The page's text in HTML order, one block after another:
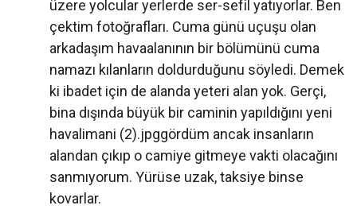
üzere yolcular yerlerde ser-sefil yatıyorlar. Ben
çektim fotoğrafları. Cuma günü uçuşu olan
arkadaşım havaalanının bir bölümünü cuma
namazı kılanların doldurduğunu söyledi. Demek
ki ibadet için de alanda yeteri alan yok. Gerçi,
bina dışında büyük bir caminin yapıldığını yeni
havalimani (2).jpggördüm ancak insanların
alandan çıkıp o camiye gitmeye vakti olacağını
sanmıyorum. Yürüse uzak, taksiye binse
kovarlar.